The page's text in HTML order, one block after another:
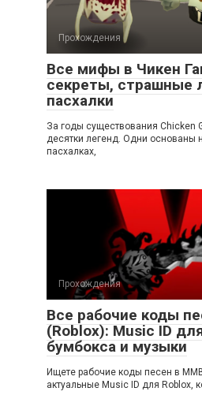
Прохождения
Все мифы в Чикен
секреты, страшные
пасхалки
За годы существования Chicken
десятки легенд. Одни основаны
пасхалках,
Прохождения
Все рабочие коды
(Roblox): Music ID
бумбокса и музыки
Ищете рабочие коды песен в
актуальные Music ID для Roblox,